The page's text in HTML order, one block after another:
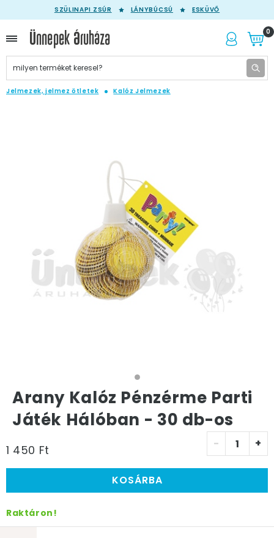
SZÜLINAPI ZSÚR LÁNYBÚCSÚ ESKÜVŐ
0
Jelmezek, jelmez ötletek Kalóz Jelmezek
Arany Kalóz Pénzérme Parti
Játék Hálóban - 30 db-os
1 450 Ft - +
KOSÁRBA
Raktáron!